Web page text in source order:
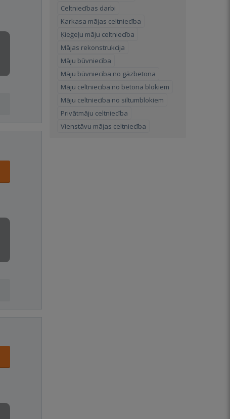
Celtniecības darbi
Karkasa mājas celtniecība
Ķieģeļu māju celtniecība
Mājas rekonstrukcija
Māju būvniecība
Māju būvniecība no gāzbetona
Māju celtniecība no betona blokiem
Māju celtniecība no siltumblokiem
Privātmāju celtniecība
Vienstāvu mājas celtniecība